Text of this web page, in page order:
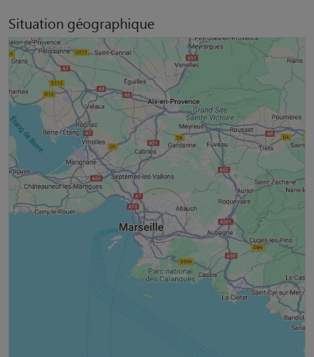
Situation géographique